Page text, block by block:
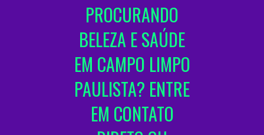
PROCURANDO
BELEZA E SAÚDE
EM CAMPO LIMPO
PAULISTA? ENTRE
EM CONTATO